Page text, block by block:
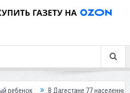
В Дагестане 77 населенных пунктов